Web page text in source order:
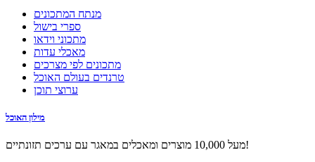
מנתח המתכונים
ספרי בישול
מתכוני וידאו
מאכלי עדות
מתכונים לפי מצרכים
טרנדים בעולם האוכל
ערוצי תוכן
מילון האוכל
מעל 10,000 מוצרים ומאכלים במאגר עם ערכים תזונתיים!